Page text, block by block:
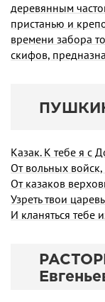
деревянным
пристанью и
времени забора
скифов,
ПУШКИН
Казак. К тебе я с
От вольных
От казаков
Узреть твои
И кланяться тебе